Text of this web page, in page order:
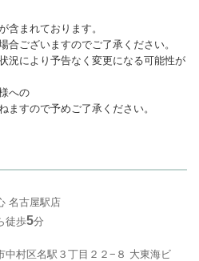
含まれております。
合ございますのでご了承ください。
況により予告なく変更になる可能性が
への
すので予めご了承ください。
名古屋駅店
徒歩5分
中村区名駅３丁目２２−８ 大東海ビ